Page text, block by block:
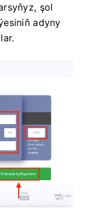
şol
adyny